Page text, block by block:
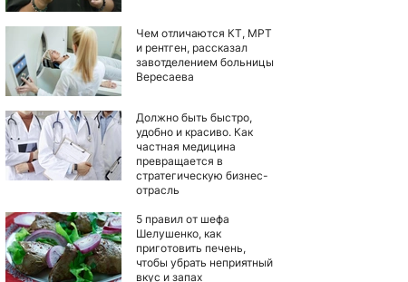
Чем отличаются КТ, МРТ
и рентген, рассказал
завотделением больницы
Вересаева
Должно быть быстро,
удобно и красиво. Как
частная медицина
превращается в
стратегическую бизнес-
отрасль
5 правил от шефа
Шелушенко, как
приготовить печень,
чтобы убрать неприятный
вкус и запах